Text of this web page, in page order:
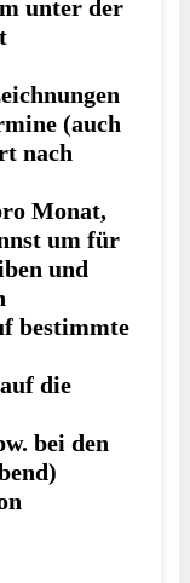
unter der
(auch
nach
Monat,
um für
und
bestimmte
die
bei den